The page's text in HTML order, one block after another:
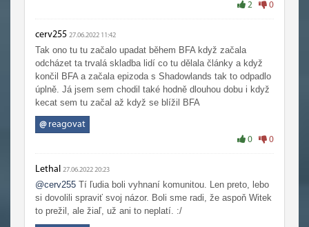
2 0
cerv255 27.06.2022 11:42
Tak ono tu tu začalo upadat během BFA když začala
odcházet ta trvalá skladba lidí co tu dělala články a když
končil BFA a začala epizoda s Shadowlands tak to odpadlo
úplně. Já jsem sem chodil také hodně dlouhou dobu i když
kecat sem tu začal až když se blížil BFA
@reagovat
0 0
Lethal 27.06.2022 20:23
@cerv255 Tí ľudia boli vyhnaní komunitou. Len preto, lebo
si dovolili spraviť svoj názor. Boli sme radi, že aspoň Witek
to prežil, ale žiaľ, už ani to neplatí. :/